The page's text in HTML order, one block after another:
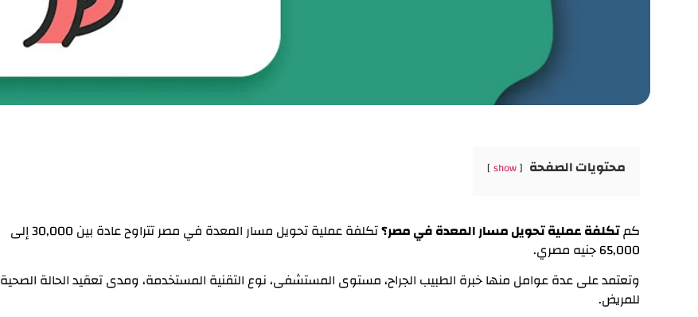
محتويات الصفحة show
كمتكلفة عملية تحويل مسار المعدة في مصر؟
تكلفة عملية تحويل مسار المعدة في مصر تتراوح عادة بين 30,000 إلى
65,000 جنيه مصري.
وتعتمد على عدة عوامل منها خبرة الطبيب الجراح، مستوى المستشفى، نوع التقنية المستخدمة، ومدى تعقيد الحالة الصحية
للمريض.